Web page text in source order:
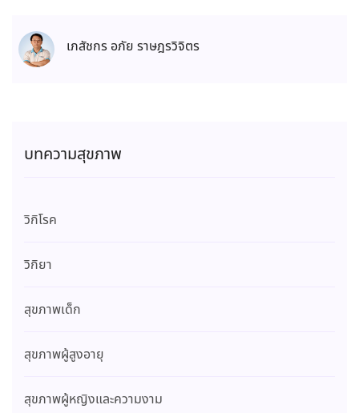
เภสัชกร อภัย ราษฎรวิจิตร
บทความสุขภาพ
วิกิโรค
วิกิยา
สุขภาพเด็ก
สุขภาพผู้สูงอายุ
สุขภาพผู้หญิงและความงาม